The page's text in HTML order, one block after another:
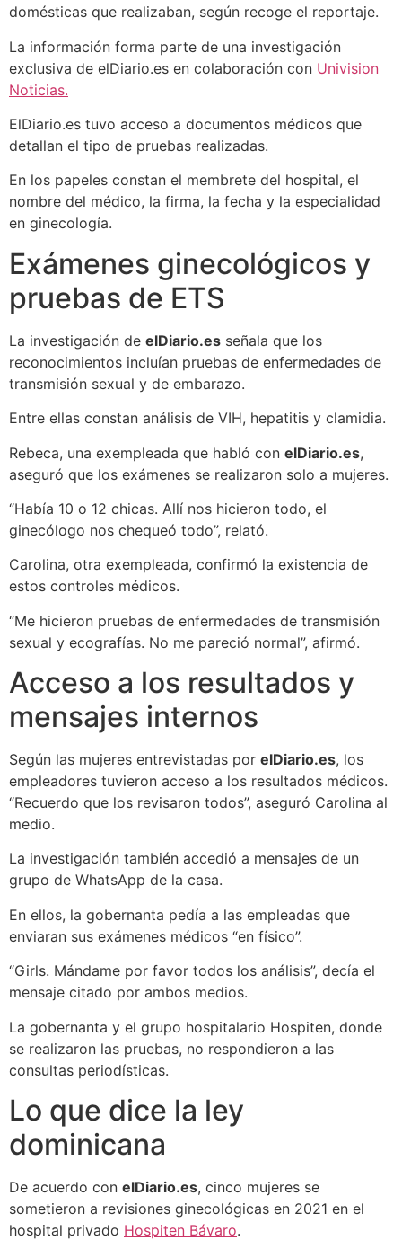
domésticas que realizaban, según recoge el reportaje.
La información forma parte de una investigación
exclusiva de elDiario.es en colaboración con Univision
Noticias.
ElDiario.es tuvo acceso a documentos médicos que
detallan el tipo de pruebas realizadas.
En los papeles constan el membrete del hospital, el
nombre del médico, la firma, la fecha y la especialidad
en ginecología.
Exámenes ginecológicos y
pruebas de ETS
La investigación de elDiario.es señala que los
reconocimientos incluían pruebas de enfermedades de
transmisión sexual y de embarazo.
Entre ellas constan análisis de VIH, hepatitis y clamidia.
Rebeca, una exempleada que habló con elDiario.es,
aseguró que los exámenes se realizaron solo a mujeres.
“Había 10 o 12 chicas. Allí nos hicieron todo, el
ginecólogo nos chequeó todo”, relató.
Carolina, otra exempleada, confirmó la existencia de
estos controles médicos.
“Me hicieron pruebas de enfermedades de transmisión
sexual y ecografías. No me pareció normal”, afirmó.
Acceso a los resultados y
mensajes internos
Según las mujeres entrevistadas por elDiario.es, los
empleadores tuvieron acceso a los resultados médicos.
“Recuerdo que los revisaron todos”, aseguró Carolina al
medio.
La investigación también accedió a mensajes de un
grupo de WhatsApp de la casa.
En ellos, la gobernanta pedía a las empleadas que
enviaran sus exámenes médicos “en físico”.
“Girls. Mándame por favor todos los análisis”, decía el
mensaje citado por ambos medios.
La gobernanta y el grupo hospitalario Hospiten, donde
se realizaron las pruebas, no respondieron a las
consultas periodísticas.
Lo que dice la ley
dominicana
De acuerdo con elDiario.es, cinco mujeres se
sometieron a revisiones ginecológicas en 2021 en el
hospital privado Hospiten Bávaro.